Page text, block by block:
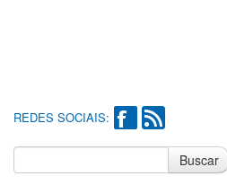
REDES SOCIAIS:
Buscar